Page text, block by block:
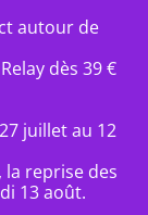
autour de
dès 39 €
juillet au 12
la reprise des
13 août.